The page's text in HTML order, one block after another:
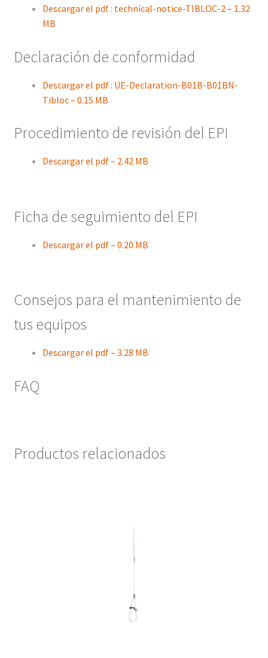
Descargar el pdf : technical-notice-TIBLOC-2 – 1.32
MB
Declaración de conformidad
Descargar el pdf : UE-Declaration-B01B-B01BN-
Tibloc – 0.15 MB
Procedimiento de revisión del EPI
Descargar el pdf – 2.42 MB
Ficha de seguimiento del EPI
Descargar el pdf – 0.20 MB
Consejos para el mantenimiento de
tus equipos
Descargar el pdf – 3.28 MB
FAQ
Productos relacionados